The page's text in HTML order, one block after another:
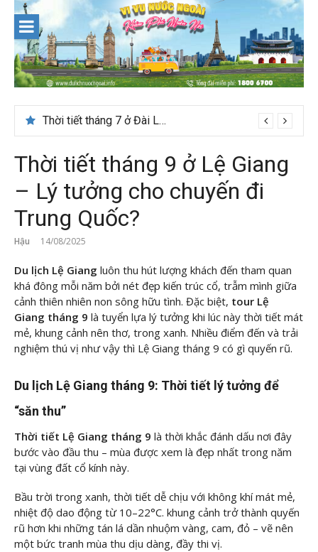
content
Thời tiết tháng 7 ở Đài Loan có đẹp để du lịch?
Thời tiết tháng 9 ở Lệ Giang
– Lý tưởng cho chuyến đi
Trung Quốc?
Hậu 14/08/2025
Du lịch Lệ Giang luôn thu hút lượng khách đến tham quan
khá đông mỗi năm bởi nét đẹp kiến trúc cổ, trẫm mình giữa
cảnh thiên nhiên non sông hữu tình. Đặc biệt, tour Lệ
Giang tháng 9 là tuyển lựa lý tưởng khi lúc này thời tiết mát
mẻ, khung cảnh nên thơ, trong xanh. Nhiều điểm đến và trải
nghiệm thú vị như vậy thì Lệ Giang tháng 9 có gì quyến rũ.
Du lịch Lệ Giang tháng 9: Thời tiết lý tưởng để
“săn thu”
Thời tiết Lệ Giang tháng 9 là thời khắc đánh dấu nơi đây
bước vào đầu thu – mùa được xem là đẹp nhất trong năm
tại vùng đất cổ kính này.
Bầu trời trong xanh, thời tiết dễ chịu với không khí mát mẻ,
nhiệt độ dao động từ 10–22°C. khung cảnh trở thành quyến
rũ hơn khi những tán lá dần nhuộm vàng, cam, đỏ – vẽ nên
một bức tranh mùa thu dịu dàng, đầy thi vị.